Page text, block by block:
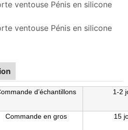
d’échantillons 1-2
Commande en gros 15